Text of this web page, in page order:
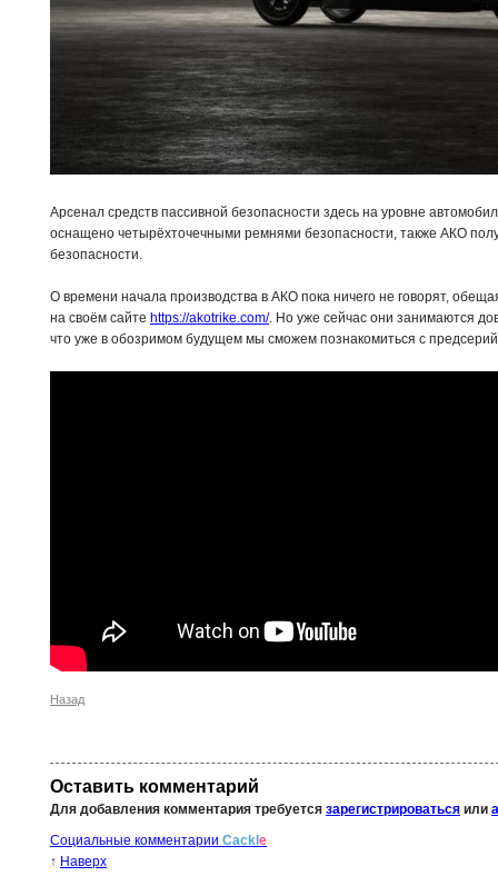
Арсенал средств пассивной безопасности здесь на уровне
оснащено четырёхточечными ремнями безопасности, также АКО
безопасности.
О времени начала производства в АКО пока ничего не говорят,
на своём сайте https://akotrike.com/. Но уже сейчас они занимаются
что уже в обозримом будущем мы сможем познакомиться с
Назад
Оставить комментарий
Для добавления комментария требуется зарегистрироваться или
Социальные комментарии Cackl e
↑ Наверх